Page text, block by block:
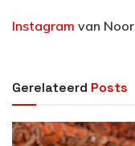
Instagram van Noor
Gerelateerd Posts